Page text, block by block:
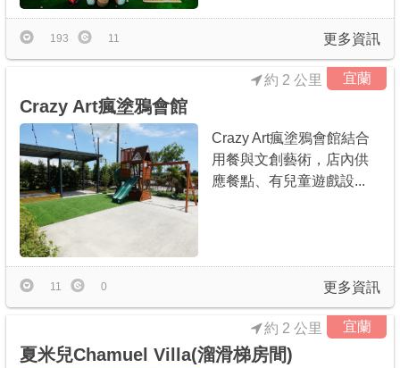
更多資訊
193 11
宜蘭
約 2 公里
Crazy Art瘋塗鴉會館
Crazy Art瘋塗鴉會館結合
用餐與文創藝術，店內供
應餐點、有兒童遊戲設...
更多資訊
11 0
宜蘭
約 2 公里
夏米兒Chamuel Villa(溜滑梯房間)